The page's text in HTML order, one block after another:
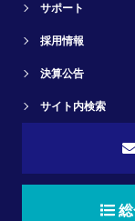
サポート
採用情報
決算公告
サイト内検索